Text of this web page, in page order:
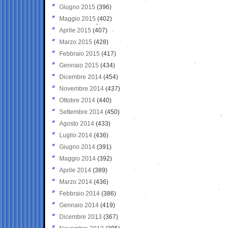
Giugno 2015 (396)
Maggio 2015 (402)
Aprile 2015 (407)
Marzo 2015 (428)
Febbraio 2015 (417)
Gennaio 2015 (434)
Dicembre 2014 (454)
Novembre 2014 (437)
Ottobre 2014 (440)
Settembre 2014 (450)
Agosto 2014 (433)
Luglio 2014 (436)
Giugno 2014 (391)
Maggio 2014 (392)
Aprile 2014 (389)
Marzo 2014 (436)
Febbraio 2014 (386)
Gennaio 2014 (419)
Dicembre 2013 (367)